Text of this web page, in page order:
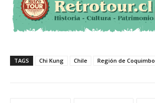
TAGS Chi Kung Chile Región de Coquimbo